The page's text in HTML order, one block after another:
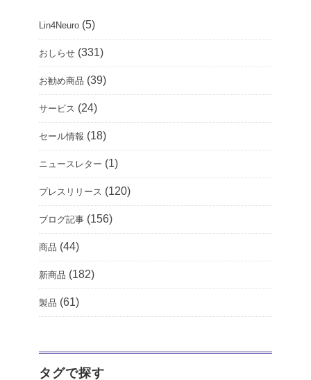
Lin4Neuro (5)
おしらせ (331)
お勧め商品 (39)
サービス (24)
セール情報 (18)
ニュースレター (1)
プレスリリース (120)
ブログ記事 (156)
商品 (44)
新商品 (182)
製品 (61)
タグで探す